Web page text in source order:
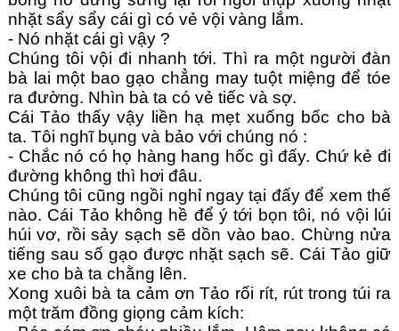
nhặt sẩy sẩy cái gì có vẻ vội vàng lắm.
- Nó nhặt cái gì vậy ?
Chúng tôi vội đi nhanh tới. Thì ra một người đàn
bà lai một bao gạo chẳng may tuột miệng để tóe
ra đường. Nhìn bà ta có vẻ tiếc và sợ.
Cái Tảo thấy vậy liền hạ mẹt xuống bốc cho bà
ta. Tôi nghĩ bụng và bảo với chúng nó :
- Chắc nó có họ hàng hang hốc gì đấy. Chứ kẻ đi
đường không thì hơi đâu.
Chúng tôi cũng ngồi nghỉ ngay tại đấy để xem thế
nào. Cái Tảo không hề để ý tới bọn tôi, nó vội lúi
húi vơ, rồi sảy sạch sẽ dồn vào bao. Chừng nửa
tiếng sau số gạo được nhặt sạch sẽ. Cái Tảo giữ
xe cho bà ta chằng lên.
Xong xuôi bà ta cảm ơn Tảo rối rít, rút trong túi ra
một trăm đồng giọng cảm kích: